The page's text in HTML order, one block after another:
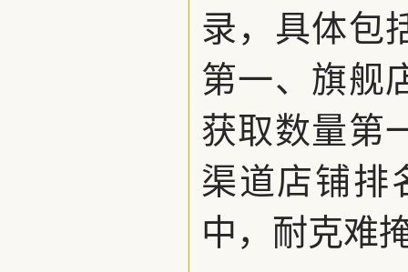
录，具体包
第一、旗舰
获取数量第
渠道店铺排
中，耐克难